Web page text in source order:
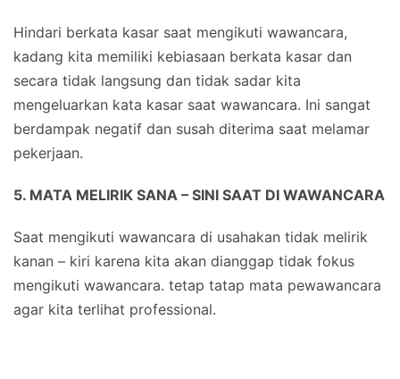
Hindari berkata kasar saat mengikuti wawancara,
kadang kita memiliki kebiasaan berkata kasar dan
secara tidak langsung dan tidak sadar kita
mengeluarkan kata kasar saat wawancara. Ini sangat
berdampak negatif dan susah diterima saat melamar
pekerjaan.
5. MATA MELIRIK SANA – SINI SAAT DI WAWANCARA
Saat mengikuti wawancara di usahakan tidak melirik
kanan – kiri karena kita akan dianggap tidak fokus
mengikuti wawancara. tetap tatap mata pewawancara
agar kita terlihat professional.